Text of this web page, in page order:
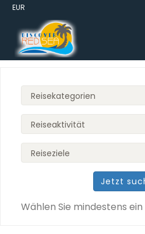
EUR
Jetzt
Wählen Sie mindestens